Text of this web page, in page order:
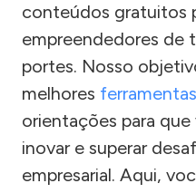
conteúdos gratuitos
empreendedores de
portes. Nosso
melhores ferramentas
orientações para
inovar e superar
empresarial. Aqui,